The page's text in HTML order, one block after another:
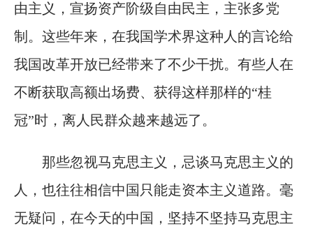
由主义，宣扬资产阶级自由民主，主张多党
制。这些年来，在我国学术界这种人的言论给
我国改革开放已经带来了不少干扰。有些人在
不断获取高额出场费、获得这样那样的“桂
冠”时，离人民群众越来越远了。
那些忽视马克思主义，忌谈马克思主义的
人，也往往相信中国只能走资本主义道路。毫
无疑问，在今天的中国，坚持不坚持马克思主